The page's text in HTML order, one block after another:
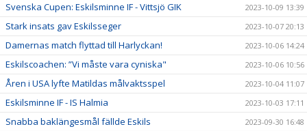
Svenska Cupen: Eskilsminne IF - Vittsjö GIK 2023-10-09 13:39
Stark insats gav Eskilsseger 2023-10-07 20:13
Damernas match flyttad till Harlyckan! 2023-10-06 14:24
Eskilscoachen: ”Vi måste vara cyniska" 2023-10-06 10:56
Åren i USA lyfte Matildas målvaktsspel 2023-10-04 11:07
Eskilsminne IF - IS Halmia 2023-10-03 17:11
Snabba baklängesmål fällde Eskils 2023-09-30 16:48